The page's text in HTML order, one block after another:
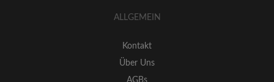
ALLGEMEIN
Kontakt
Über Uns
AGBs